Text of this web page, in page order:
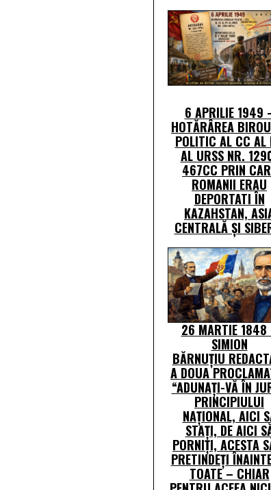
6 APRILIE 1949
HOTĂRÂREA
POLITIC AL CC AL
AL URSS NR.
467CC PRIN
ROMANII ERAU
DEPORTATI ÎN
KAZAHSTAN,
CENTRALĂ ŞI
26 MARTIE
SIMION
BĂRNUȚIU
A DOUA
“ADUNAȚI-VĂ ÎN
PRINCIPIULUI
NAȚIONAL, AICI
STAȚI, DE AICI
PORNIȚI, ACESTA
PRETINDEȚI
TOATE – CHIAR